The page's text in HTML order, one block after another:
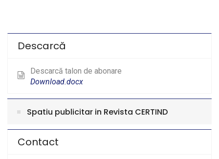
Descarcă
Descarcă talon de abonare
Download.docx
Spatiu publicitar in Revista CERTIND
Contact